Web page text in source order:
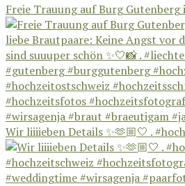
Freie Trauung auf Burg Gutenberg
Wir liiiieben Details ✨🫶🏼🤍 .